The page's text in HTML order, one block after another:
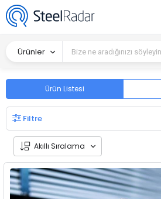
Ürünler
Ürün Listesi
Filtre
Akıllı Sıralama